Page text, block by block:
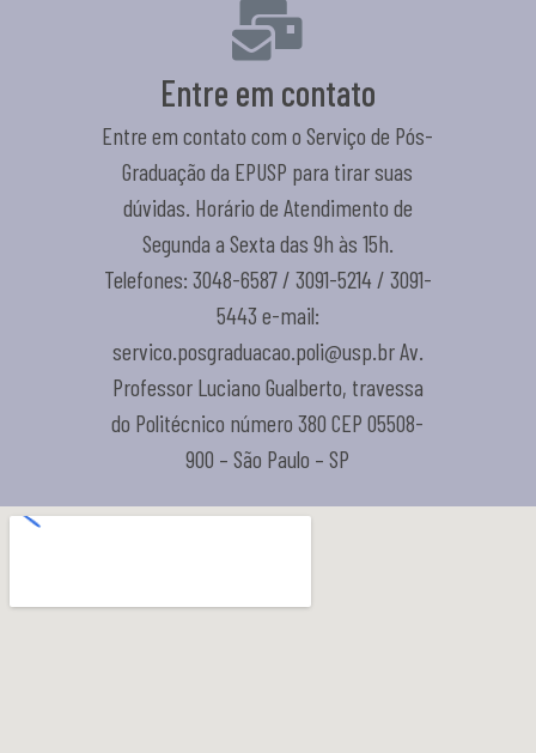
Entre em contato
Entre em contato com o Serviço de Pós-
Graduação da EPUSP para tirar suas
dúvidas. Horário de Atendimento de
Segunda a Sexta das 9h às 15h.
Telefones: 3048-6587 / 3091-5214 / 3091-
5443 e-mail:
servico.posgraduacao.poli@usp.br Av.
Professor Luciano Gualberto, travessa
do Politécnico número 380 CEP 05508-
900 – São Paulo – SP